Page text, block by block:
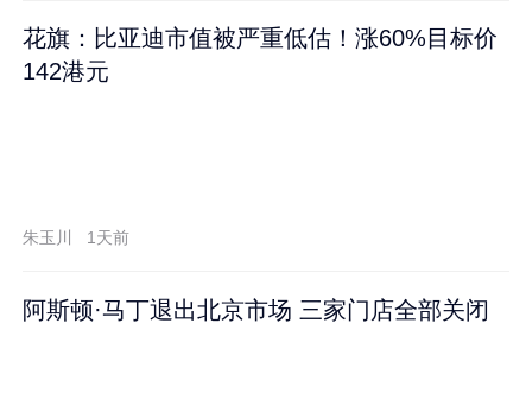
花旗：比亚迪市值被严重低估！涨60%目标价
142港元
朱玉川 1天前
阿斯顿·马丁退出北京市场 三家门店全部关闭